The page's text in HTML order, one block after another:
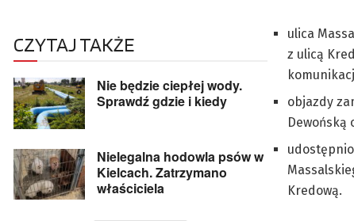
CZYTAJ TAKŻE
Nie będzie ciepłej wody.
Sprawdź gdzie i kiedy
Nielegalna hodowla psów w
Kielcach. Zatrzymano
właściciela
ulica
z ulicą
objazdy
Dewońską
Kredową.